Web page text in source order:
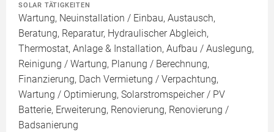
SOLAR TÄTIGKEITEN
Wartung, Neuinstallation / Einbau, Austausch,
Beratung, Reparatur, Hydraulischer Abgleich,
Thermostat, Anlage & Installation, Aufbau / Auslegung,
Reinigung / Wartung, Planung / Berechnung,
Finanzierung, Dach Vermietung / Verpachtung,
Wartung / Optimierung, Solarstromspeicher / PV
Batterie, Erweiterung, Renovierung, Renovierung /
Badsanierung